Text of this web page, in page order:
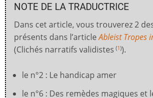
NOTE DE LA TRADUCTRICE
Dans cet article, vous trouverez 2
présents dans l’articleAbleist Tropes
(Clichés narratifs validistes (1)).
le n°2 : Le handicap amer
le n°6 : Des remèdes magiques et